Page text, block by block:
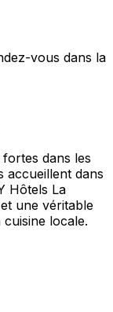
vous dans la
dans les
accueillent dans
Hôtels La
une véritable
locale.